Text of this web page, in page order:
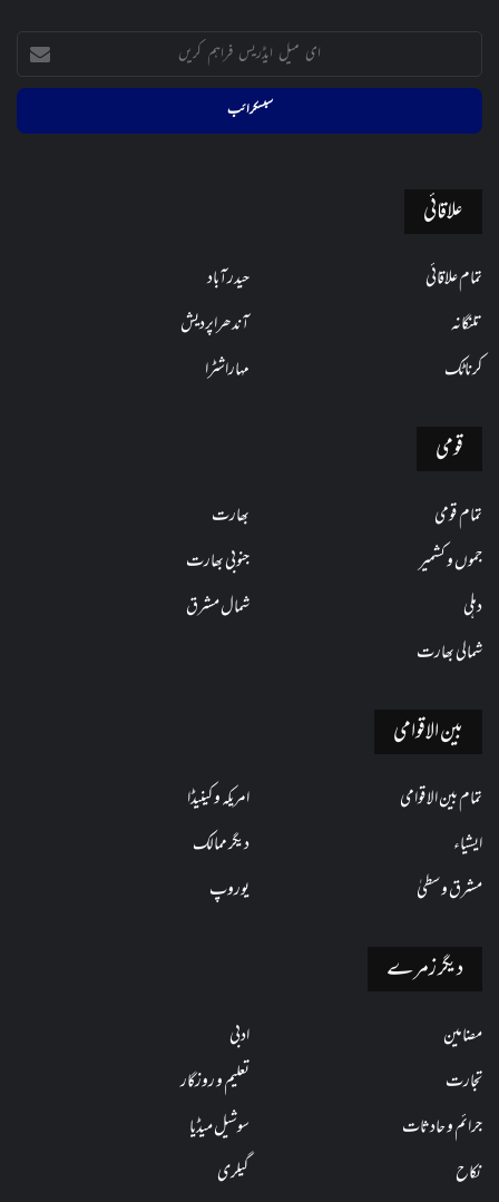
ایڈریس
کریں
علاقائی
تمام علاقائی
حیدرآباد
تلنگانہ
آندھراپردیش
کرناٹک
مہاراشٹرا
قومی
تمام قومی
بھارت
جموں و کشمیر
جنوبی بھارت
دہلی
شمال مشرق
شمالی بھارت
بین الاقوامی
تمام بین الاقوامی
امریکہ و کینیڈا
ایشیاء
دیگر ممالک
مشرق وسطیٰ
یوروپ
دیگر زمرے
مضامین
ادبی
تجارت
تعلیم و روزگار
جرائم و حادثات
سوشیل میڈیا
نکاح
گیلری